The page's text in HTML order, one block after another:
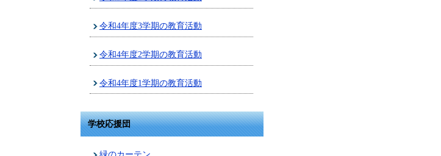
令和4年度3学期の教育活動
令和4年度2学期の教育活動
令和4年度1学期の教育活動
学校応援団